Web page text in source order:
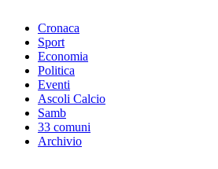
Cronaca
Sport
Economia
Politica
Eventi
Ascoli Calcio
Samb
33 comuni
Archivio